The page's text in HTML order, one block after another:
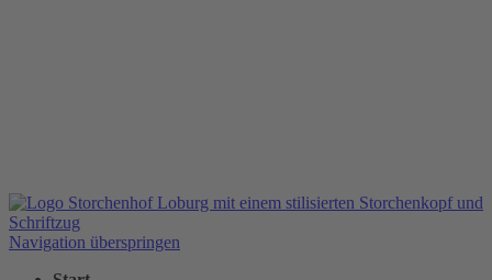
Navigation überspringen